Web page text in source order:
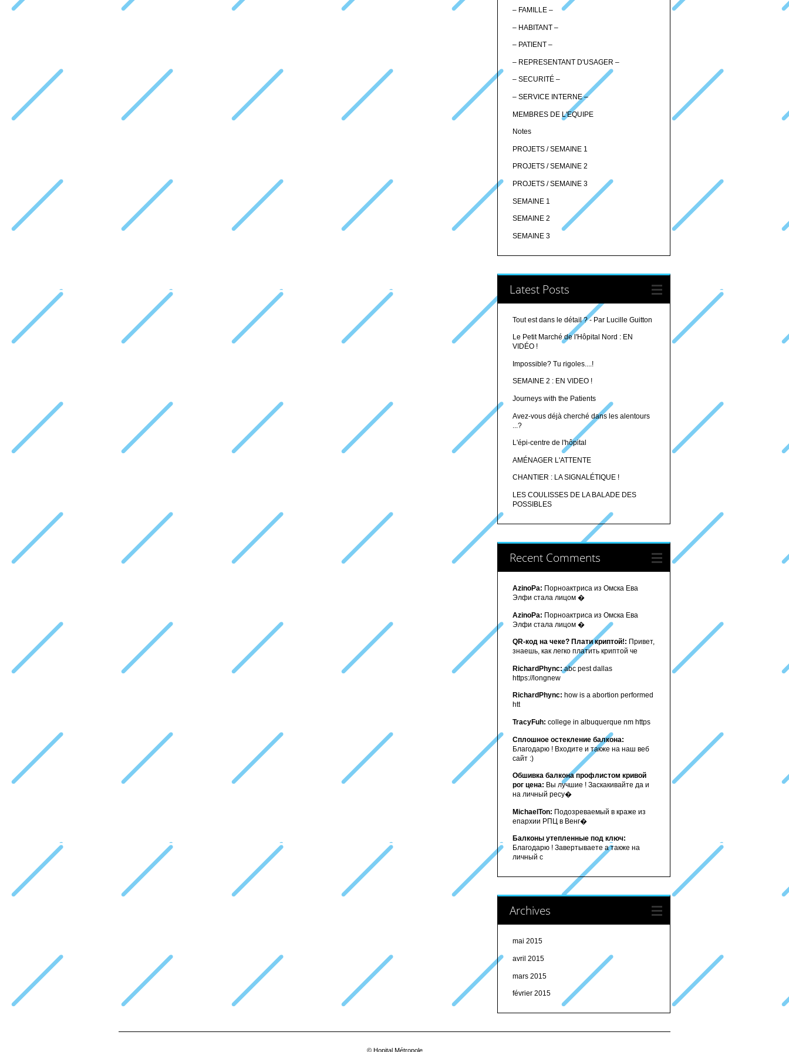
– FAMILLE –
– HABITANT –
– PATIENT –
– REPRESENTANT D'USAGER –
– SECURITÉ –
– SERVICE INTERNE –
MEMBRES DE L'EQUIPE
Notes
PROJETS / SEMAINE 1
PROJETS / SEMAINE 2
PROJETS / SEMAINE 3
SEMAINE 1
SEMAINE 2
SEMAINE 3
Latest Posts
Tout est dans le détail ? - Par Lucille Guitton
Le Petit Marché de l'Hôpital Nord : EN
VIDÉO !
Impossible? Tu rigoles....!
SEMAINE 2 : EN VIDEO !
Journeys with the Patients
Avez-vous déjà cherché dans les alentours
...?
L'épi-centre de l'hôpital
AMÉNAGER L'ATTENTE
CHANTIER : LA SIGNALÉTIQUE !
LES COULISSES DE LA BALADE DES
POSSIBLES
Recent Comments
AzinoPa: Порноактриса из Омска Ева
Элфи стала лицом �
AzinoPa: Порноактриса из Омска Ева
Элфи стала лицом �
QR-код на чеке? Плати криптой!: Привет,
знаешь, как легко платить криптой че
RichardPhync:abc pest dallas
https://longnew
RichardPhync: how is a abortion performed
htt
TracyFuh: college in albuquerque nm https
Сплошное остекление балкона:
Благодарю ! Входите и также на наш веб
сайт :)
Обшивка балкона профлистом кривой
рог цена: Вы лучшие ! Заскакивайте да и
на личный ресу�
MichaelTon: Подозреваемый в краже из
епархии РПЦ в Венг�
Балконы утепленные под ключ:
Благодарю ! Завертываете а также на
личный с
Archives
mai 2015
avril 2015
mars 2015
février 2015
© Hopital Métropole